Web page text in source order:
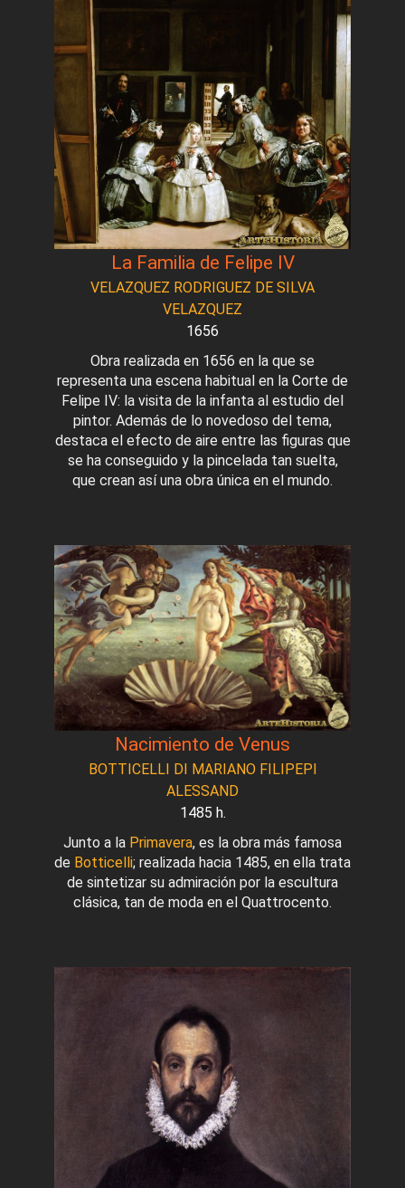
La Familia de Felipe IV
VELAZQUEZ RODRIGUEZ DE SILVA
VELAZQUEZ
1656
Obra realizada en 1656 en la que se
representa una escena habitual en la Corte de
Felipe IV: la visita de la infanta al estudio del
pintor. Además de lo novedoso del tema,
destaca el efecto de aire entre las figuras que
se ha conseguido y la pincelada tan suelta,
que crean así una obra única en el mundo.
Nacimiento de Venus
BOTTICELLI DI MARIANO FILIPEPI
ALESSAND
1485 h.
Junto a la Primavera, es la obra más famosa
de Botticelli; realizada hacia 1485, en ella trata
de sintetizar su admiración por la escultura
clásica, tan de moda en el Quattrocento.